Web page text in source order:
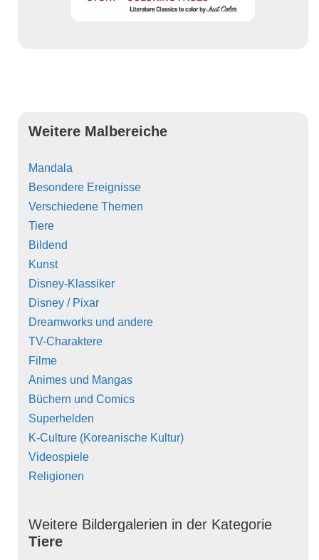
Weitere Malbereiche
Mandala
Besondere Ereignisse
Verschiedene Themen
Tiere
Bildend
Kunst
Disney-Klassiker
Disney / Pixar
Dreamworks und andere
TV-Charaktere
Filme
Animes und Mangas
Büchern und Comics
Superhelden
K-Culture (Koreanische Kultur)
Videospiele
Religionen
Weitere Bildergalerien in der Kategorie
Tiere